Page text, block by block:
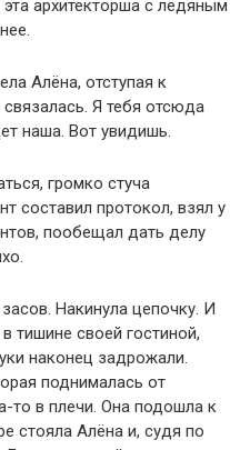
архитекторша с ледяным
Алёна, отступая к
Я тебя отсюда
наша. Вот увидишь.
громко стуча
составил протокол, взял у
пообещал дать делу
Накинула цепочку. И
тишине своей гостиной,
наконец задрожали.
поднималась от
то в плечи. Она подошла к
стояла Алёна и, судя по